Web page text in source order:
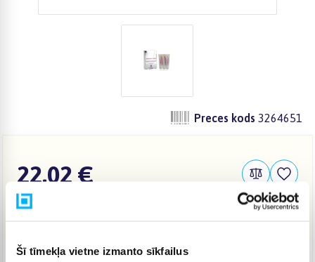
Šī tīmekļa vietne izmanto sīkfailus
Preces kods 3264651
22,02 €